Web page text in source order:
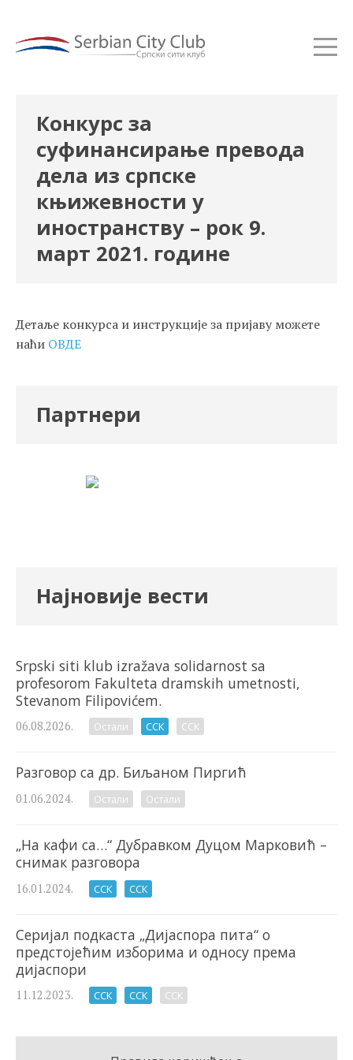
Конкурс за
суфинансирање превода
дела из српске
књижевности у
иностранству – рок 9.
март 2021. године
Детаље конкурса и инструкције за пријаву можете
наћи ОВДЕ
Партнери
Најновије вести
Srpski siti klub izražava solidarnost sa
profesorom Fakulteta dramskih umetnosti,
Stevanom Filipovićem.
06.08.2026. Остали ССК ССК
Разговор са др. Биљаном Пиргић
01.06.2024. Остали Остали
„На кафи са…“ Дубравком Дуцом Марковић –
снимак разговора
16.01.2024. ССК ССК
Серијал подкаста „Дијаспора пита“ о
предстојећим изборима и односу према
дијаспори
11.12.2023. ССК ССК ССК